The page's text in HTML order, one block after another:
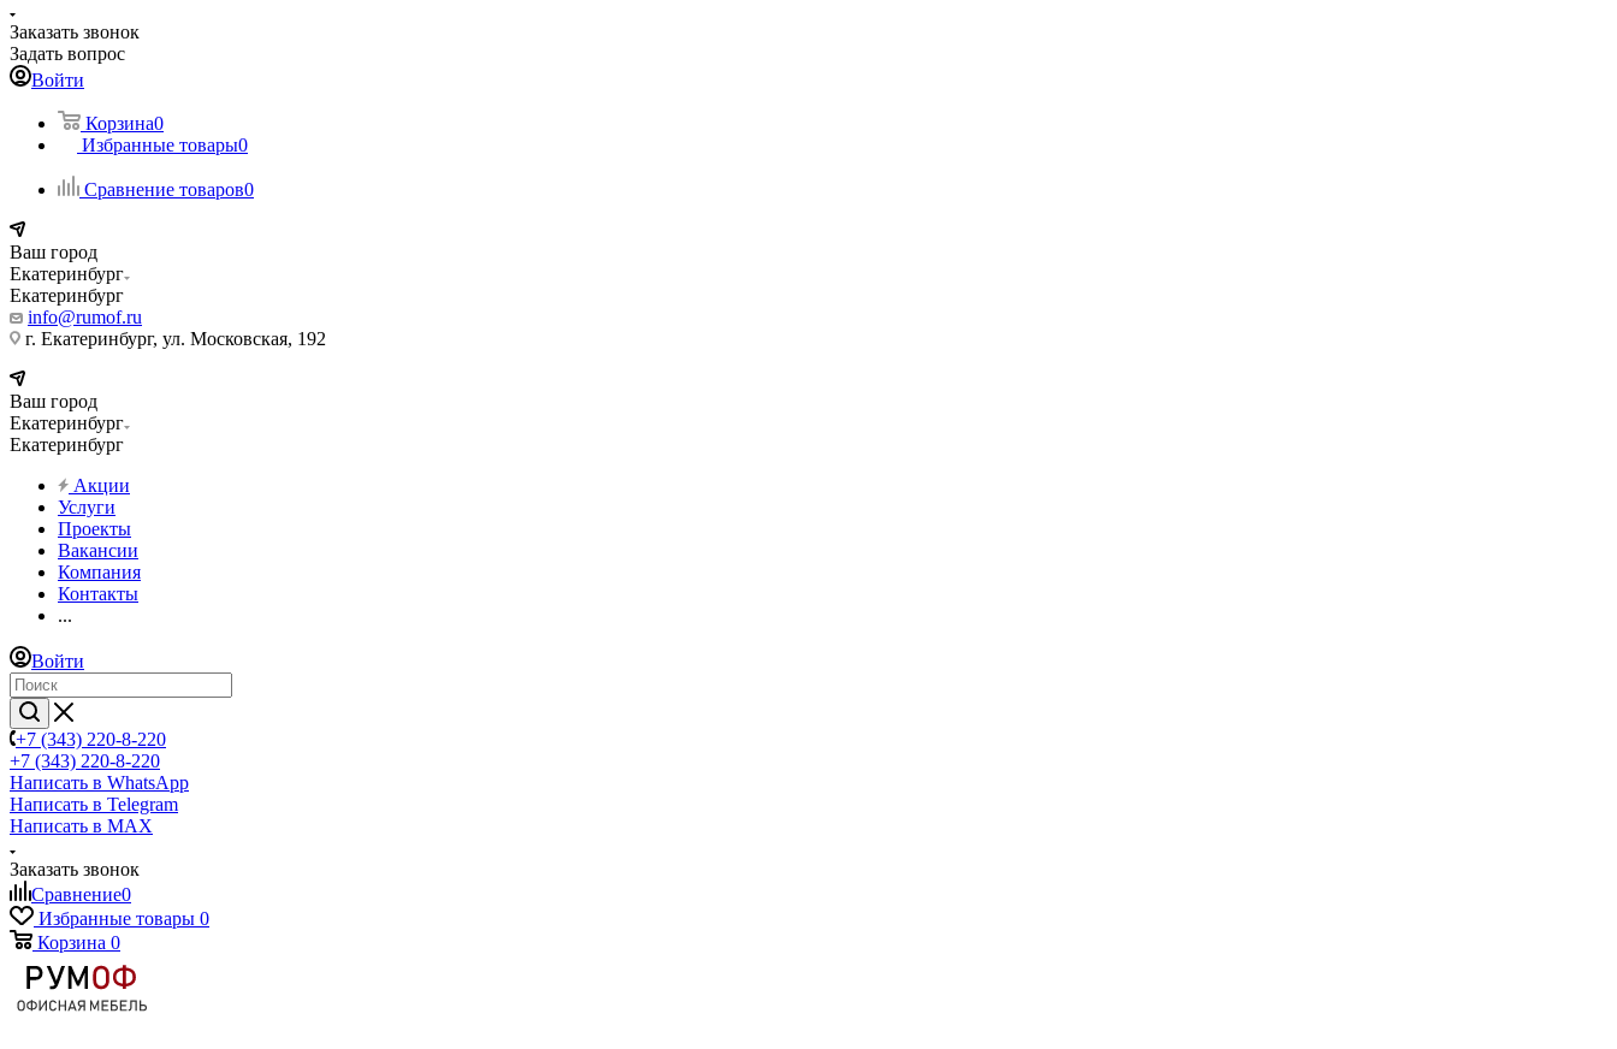
Заказать звонок
Задать вопрос
Войти
Корзина0
Избранные товары0
Сравнение товаров0
Ваш город
Екатеринбург
Екатеринбург
info@rumof.ru
г. Екатеринбург, ул. Московская, 192
Ваш город
Екатеринбург
Екатеринбург
Акции
Услуги
Проекты
Вакансии
Компания
Контакты
...
Войти
+7 (343) 220-8-220
+7 (343) 220-8-220
Написать в WhatsApp
Написать в Telegram
Написать в MAX
Заказать звонок
Сравнение0
Избранные товары 0
Корзина 0